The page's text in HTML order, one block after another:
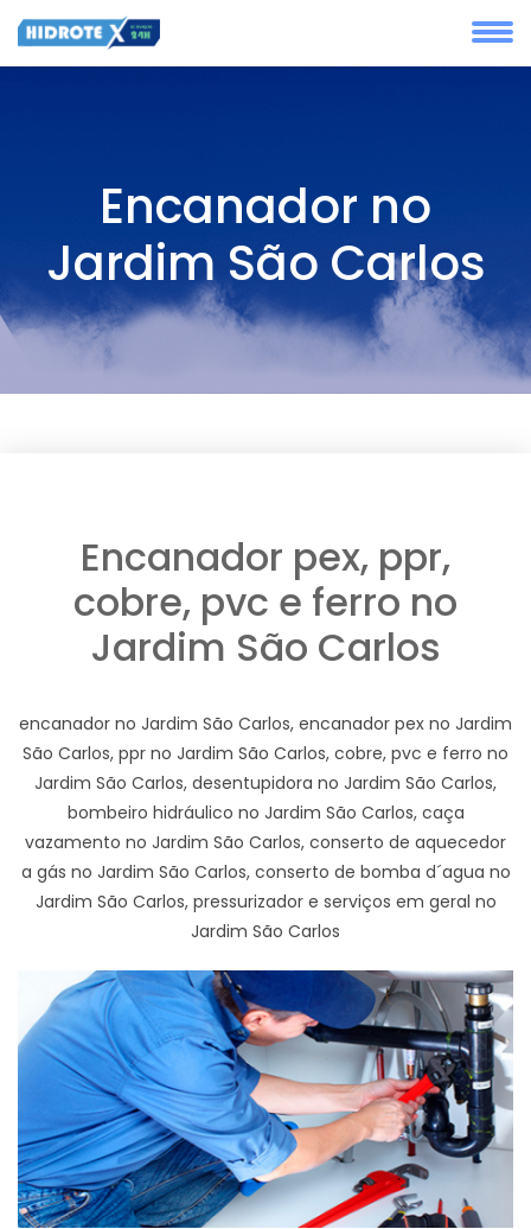
Encanador no
Jardim São Carlos
Encanador pex, ppr,
cobre, pvc e ferro no
Jardim São Carlos
encanador no Jardim São Carlos, encanador pex no Jardim
São Carlos, ppr no Jardim São Carlos, cobre, pvc e ferro no
Jardim São Carlos, desentupidora no Jardim São Carlos,
bombeiro hidráulico no Jardim São Carlos, caça
vazamento no Jardim São Carlos, conserto de aquecedor
a gás no Jardim São Carlos, conserto de bomba d´agua no
Jardim São Carlos, pressurizador e serviços em geral no
Jardim São Carlos